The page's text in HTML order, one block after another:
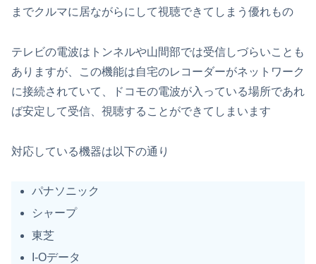
までクルマに居ながらにして視聴できてしまう優れもの
テレビの電波はトンネルや山間部では受信しづらいことも
ありますが、この機能は自宅のレコーダーがネットワーク
に接続されていて、ドコモの電波が入っている場所であれ
ば安定して受信、視聴することができてしまいます
対応している機器は以下の通り
パナソニック
シャープ
東芝
I-Oデータ